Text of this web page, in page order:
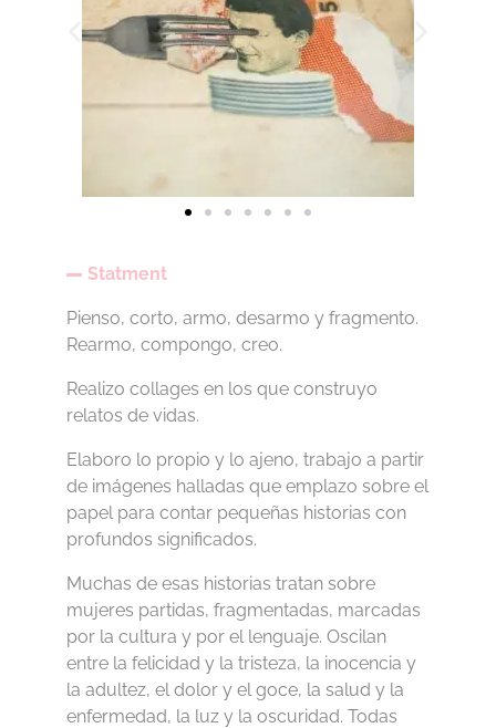
Statment
Pienso, corto, armo, desarmo y fragmento.
Rearmo, compongo, creo.
Realizo collages en los que construyo
relatos de vidas.
Elaboro lo propio y lo ajeno, trabajo a partir
de imágenes halladas que emplazo sobre el
papel para contar pequeñas historias con
profundos significados.
Muchas de esas historias tratan sobre
mujeres partidas, fragmentadas, marcadas
por la cultura y por el lenguaje. Oscilan
entre la felicidad y la tristeza, la inocencia y
la adultez, el dolor y el goce, la salud y la
enfermedad, la luz y la oscuridad. Todas